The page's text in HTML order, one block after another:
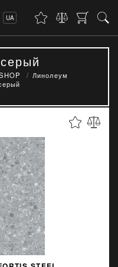
UA
Линолеум